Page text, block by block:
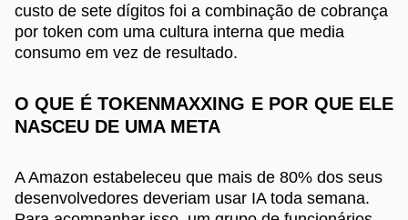
custo de sete dígitos foi a combinação de cobrança
por token com uma cultura interna que media
consumo em vez de resultado.
O QUE É TOKENMAXXING E POR QUE ELE
NASCEU DE UMA META
A Amazon estabeleceu que mais de 80% dos seus
desenvolvedores deveriam usar IA toda semana.